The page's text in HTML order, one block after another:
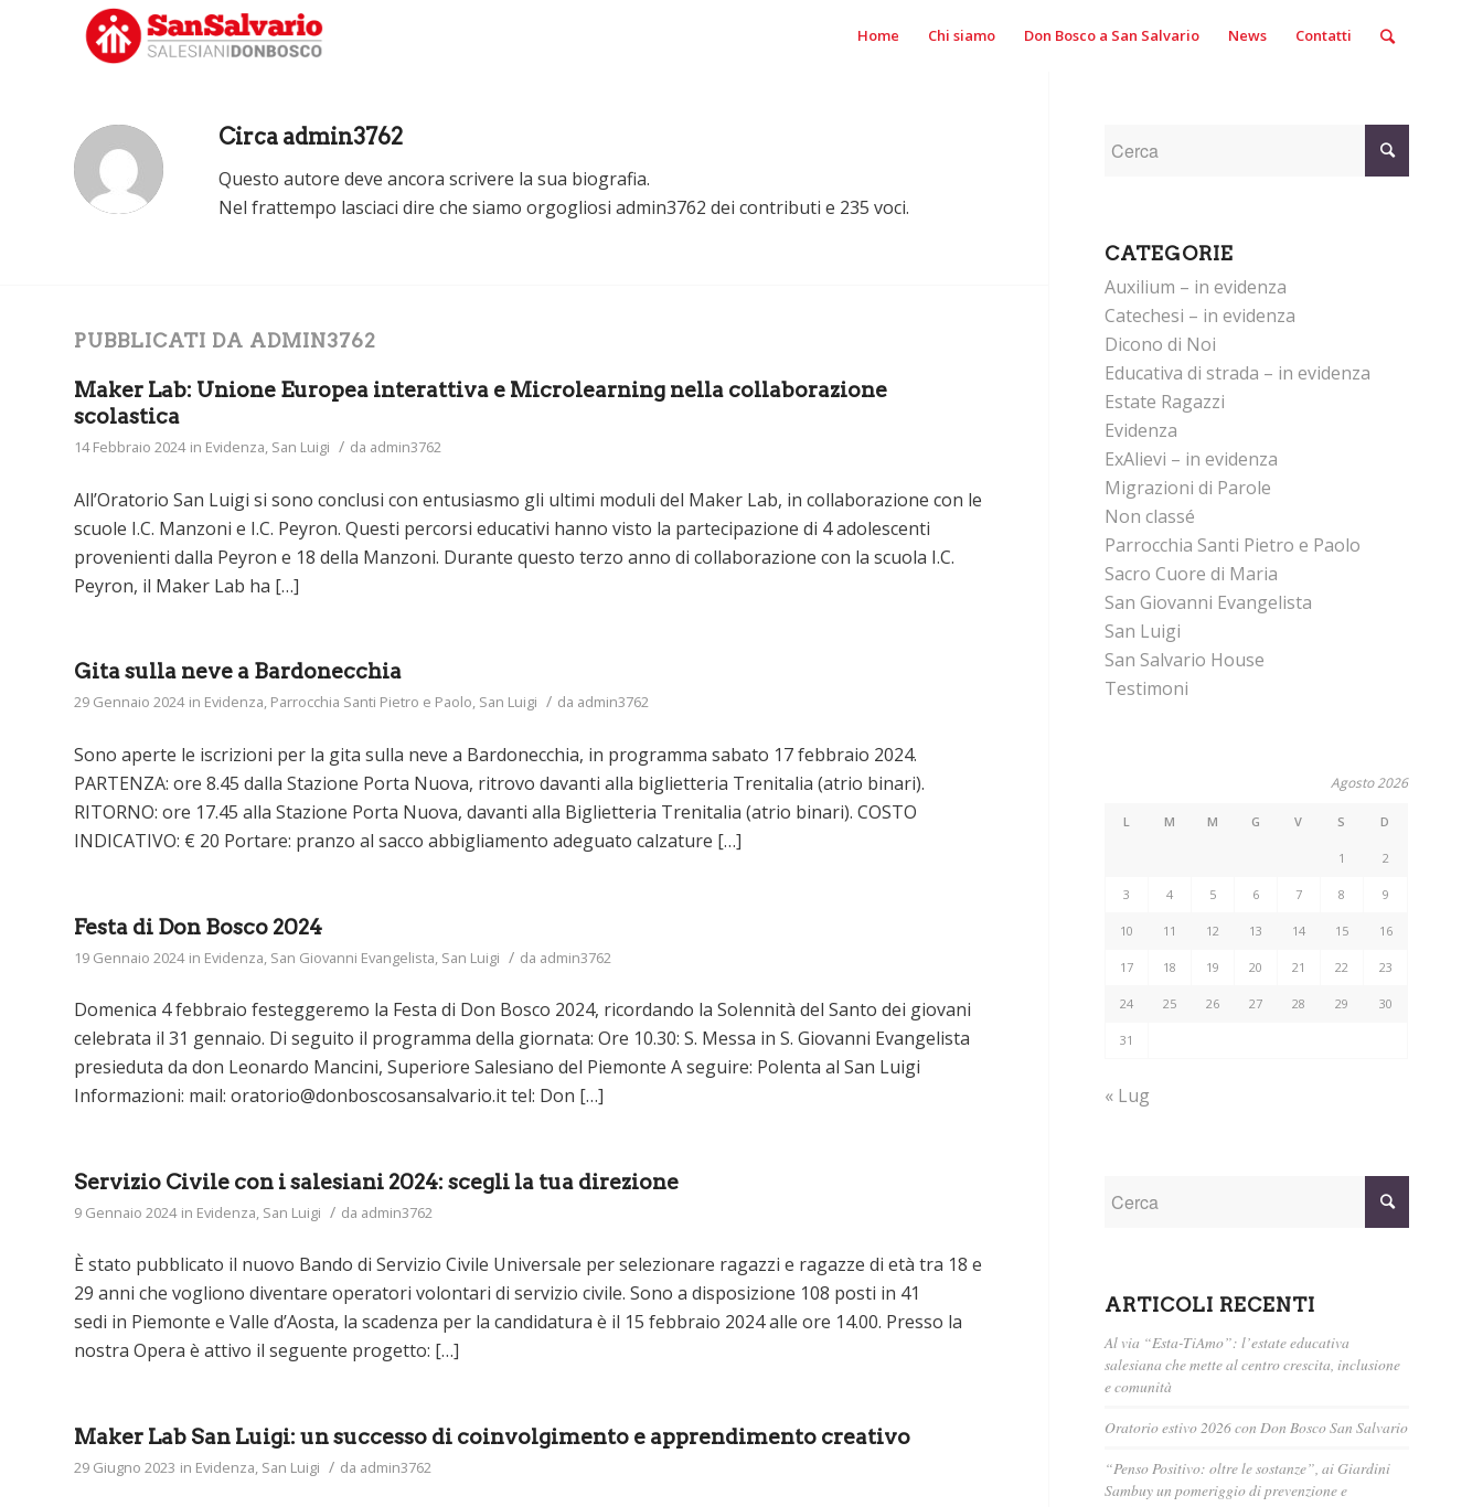
Home Chi siamo Don Bosco a San Salvario News Contatti
Circa admin3762
Questo autore deve ancora scrivere la sua biografia.
Nel frattempo lasciaci dire che siamo orgogliosi admin3762 dei contributi e 235 voci.
PUBBLICATI DA ADMIN3762
Maker Lab: Unione Europea interattiva e Microlearning nella collaborazione
scolastica
14 Febbraio 2024 in Evidenza, San Luigi / da admin3762
All’Oratorio San Luigi si sono conclusi con entusiasmo gli ultimi moduli del Maker Lab, in collaborazione con le
scuole I.C. Manzoni e I.C. Peyron. Questi percorsi educativi hanno visto la partecipazione di 4 adolescenti
provenienti dalla Peyron e 18 della Manzoni. Durante questo terzo anno di collaborazione con la scuola I.C.
Peyron, il Maker Lab ha […]
Gita sulla neve a Bardonecchia
29 Gennaio 2024 in Evidenza, Parrocchia Santi Pietro e Paolo, San Luigi / da admin3762
Sono aperte le iscrizioni per la gita sulla neve a Bardonecchia, in programma sabato 17 febbraio 2024.
PARTENZA: ore 8.45 dalla Stazione Porta Nuova, ritrovo davanti alla biglietteria Trenitalia (atrio binari).
RITORNO: ore 17.45 alla Stazione Porta Nuova, davanti alla Biglietteria Trenitalia (atrio binari). COSTO
INDICATIVO: € 20 Portare: pranzo al sacco abbigliamento adeguato calzature […]
Festa di Don Bosco 2024
19 Gennaio 2024 in Evidenza San Giovanni Evangelista San Luigi / da admin3762
Domenica 4 febbraio festeggeremo la Festa di Don Bosco 2024, ricordando la Solennità del Santo dei giovani
celebrata il 31 gennaio. Di seguito il programma della giornata: Ore 10.30: S. Messa in S. Giovanni Evangelista
presieduta da don Leonardo Mancini, Superiore Salesiano del Piemonte A seguire: Polenta al San Luigi
Informazioni: mail: oratorio@donboscosansalvario.it tel: Don […]
Servizio Civile con i salesiani 2024: scegli la tua direzione
9 Gennaio 2024 in Evidenza, San Luigi / da admin3762
È stato pubblicato il nuovo Bando di Servizio Civile Universale per selezionare ragazzi e ragazze di età tra 18 e
29 anni che vogliono diventare operatori volontari di servizio civile. Sono a disposizione 108 posti in 41
sedi in Piemonte e Valle d’Aosta, la scadenza per la candidatura è il 15 febbraio 2024 alle ore 14.00. Presso la
nostra Opera è attivo il seguente progetto: […]
Maker Lab San Luigi: un successo di coinvolgimento e apprendimento creativo
29 Giugno 2023 in Evidenza, San Luigi / da admin3762
CATEGORIE
Auxilium – in evidenza
Catechesi – in evidenza
Dicono di Noi
Educativa di strada – in evidenza
Estate Ragazzi
Evidenza
ExAlievi – in evidenza
Migrazioni di Parole
Non classé
Parrocchia Santi Pietro e Paolo
Sacro Cuore di Maria
San Giovanni Evangelista
San Luigi
San Salvario House
Testimoni
Agosto 2026
L M M G V S D
1 2
3 4 5 6 7 8 9
10 11 12 13 14 15 16
17 18 19 20 21 22 23
24 25 26 27 28 29 30
31
« Lug
ARTICOLI RECENTI
Al via “Esta-TiAmo”: l’estate educativa
salesiana che mette al centro crescita, inclusione
e comunità
Oratorio estivo 2026 con Don Bosco San Salvario
“Penso Positivo: oltre le sostanze”, ai Giardini
Sambuy un pomeriggio di prevenzione e